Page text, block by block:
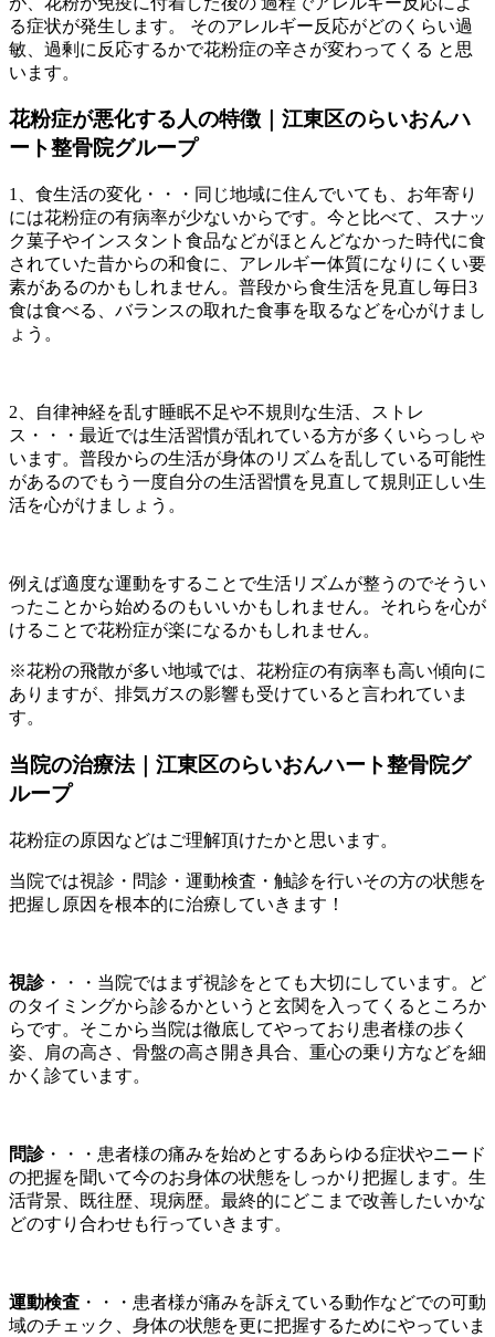
る症状が発生します。 そのアレルギー反応がどのくらい過
敏、過剰に反応するかで花粉症の辛さが変わってくる と思
います。
花粉症が悪化する人の特徴｜江東区のらいおんハ
ート整骨院グループ
1、食生活の変化・・・同じ地域に住んでいても、お年寄り
には花粉症の有病率が少ないからです。今と比べて、スナッ
ク菓子やインスタント食品などがほとんどなかった時代に食
されていた昔からの和食に、アレルギー体質になりにくい要
素があるのかもしれません。普段から食生活を見直し毎日3
食は食べる、バランスの取れた食事を取るなどを心がけまし
ょう。
2、自律神経を乱す睡眠不足や不規則な生活、ストレ
ス・・・最近では生活習慣が乱れている方が多くいらっしゃ
います。普段からの生活が身体のリズムを乱している可能性
があるのでもう一度自分の生活習慣を見直して規則正しい生
活を心がけましょう。
例えば適度な運動をすることで生活リズムが整うのでそうい
ったことから始めるのもいいかもしれません。それらを心が
けることで花粉症が楽になるかもしれません。
※花粉の飛散が多い地域では、花粉症の有病率も高い傾向に
ありますが、排気ガスの影響も受けていると言われていま
す。
当院の治療法｜江東区のらいおんハート整骨院グ
ループ
花粉症の原因などはご理解頂けたかと思います。
当院では視診・問診・運動検査・触診を行いその方の状態を
把握し原因を根本的に治療していきます！
視診・・・当院ではまず視診をとても大切にしています。ど
のタイミングから診るかというと玄関を入ってくるところか
らです。そこから当院は徹底してやっており患者様の歩く
姿、肩の高さ、骨盤の高さ開き具合、重心の乗り方などを細
かく診ています。
問診・・・患者様の痛みを始めとするあらゆる症状やニード
の把握を聞いて今のお身体の状態をしっかり把握します。生
活背景、既往歴、現病歴。最終的にどこまで改善したいかな
どのすり合わせも行っていきます。
運動検査 ・・・患者様が痛みを訴えている動作などでの可動
域のチェック、身体の状態を更に把握するためにやっていま